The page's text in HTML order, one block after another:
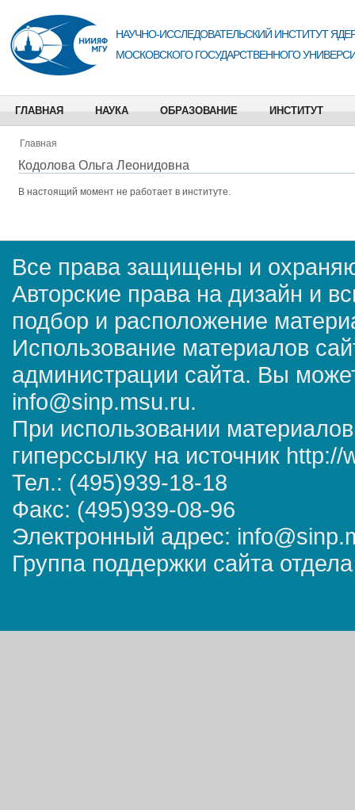
НАУЧНО-ИССЛЕДОВАТЕЛЬСКИЙ ИНСТИТУТ
МОСКОВСКОГО ГОСУДАРСТВЕННОГО
ГЛАВНАЯ НАУКА ОБРАЗОВАНИЕ ИНСТИТУТ
Главная
Кодолова Ольга Леонидовна
В настоящий момент не работает в институте.
Все права защищены и
Авторские права на дизайн и
подбор и расположение
Использование материалов
администрации сайта. Вы
info@sinp.msu.ru.
При использовании
гиперссылку на источник
Тел.: (495)939-18-18
Факс: (495)939-08-96
Электронный адрес:
Группа поддержки сайта